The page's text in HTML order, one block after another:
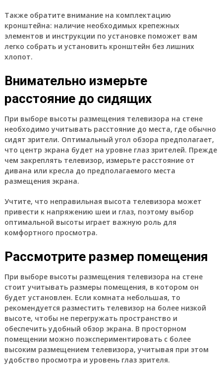
Также обратите внимание на комплектацию
кронштейна: наличие необходимых крепежных
элементов и инструкции по установке поможет вам
легко собрать и установить кронштейн без лишних
хлопот.
Внимательно измерьте
расстояние до сидящих
При выборе высоты размещения телевизора на стене
необходимо учитывать расстояние до места, где обычно
сидят зрители. Оптимальный угол обзора предполагает,
что центр экрана будет на уровне глаз зрителей. Прежде
чем закреплять телевизор, измерьте расстояние от
дивана или кресла до предполагаемого места
размещения экрана.
Учтите, что неправильная высота телевизора может
привести к напряжению шеи и глаз, поэтому выбор
оптимальной высоты играет важную роль для
комфортного просмотра.
Рассмотрите размер помещения
При выборе высоты размещения телевизора на стене
стоит учитывать размеры помещения, в котором он
будет установлен. Если комната небольшая, то
рекомендуется разместить телевизор на более низкой
высоте, чтобы не перегружать пространство и
обеспечить удобный обзор экрана. В просторном
помещении можно поэкспериментировать с более
высоким размещением телевизора, учитывая при этом
удобство просмотра и уровень глаз зрителя.